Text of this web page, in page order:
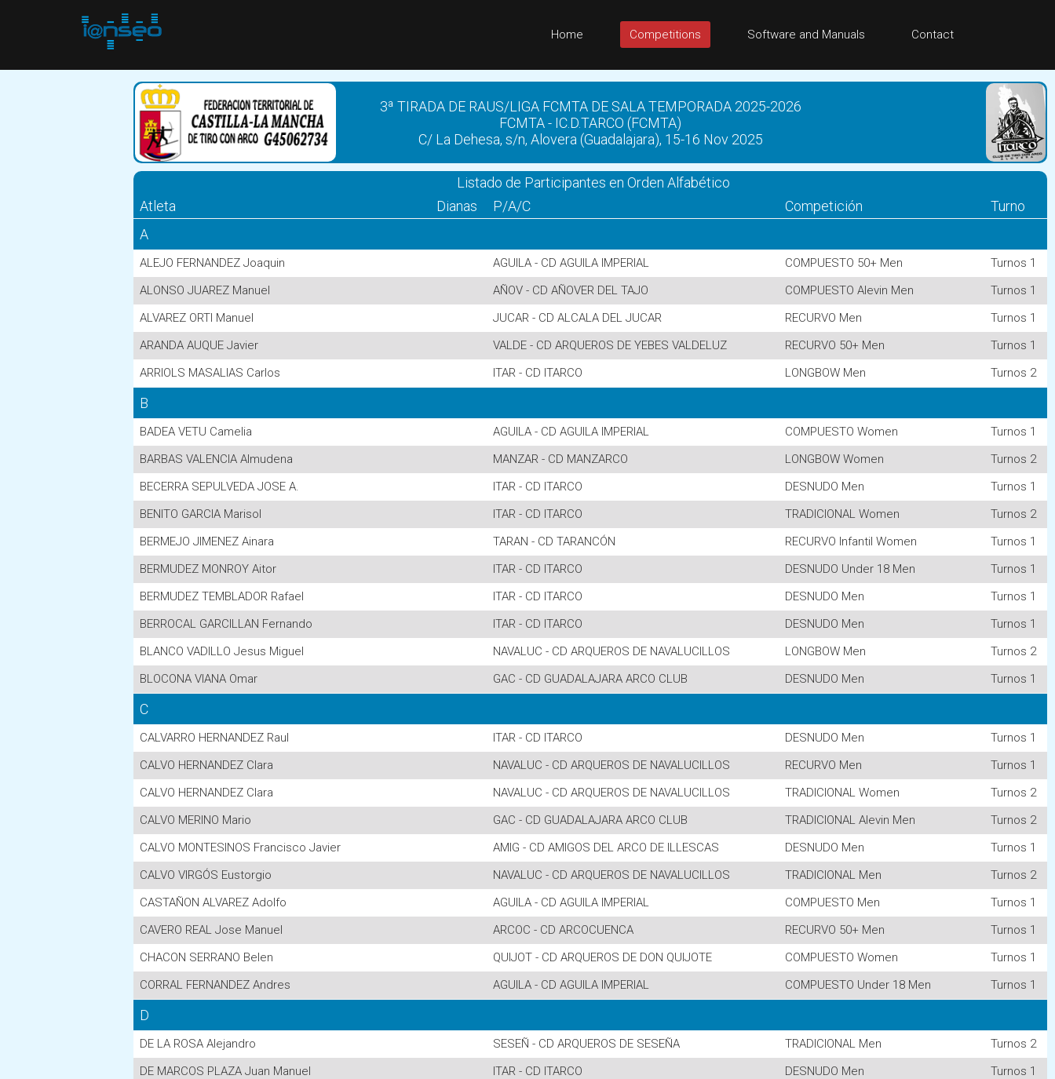
Home Competitions Software and Manuals Contact
3ª TIRADA DE RAUS/LIGA FCMTA DE SALA TEMPORADA 2025-2026
FCMTA - IC.D.TARCO (FCMTA)
C/ La Dehesa, s/n, Alovera (Guadalajara), 15-16 Nov 2025
Listado de Participantes en Orden Alfabético
Atleta
Dianas P/A/C Competición
Turno
A
ALEJO FERNANDEZ Joaquin AGUILA - CD AGUILA IMPERIAL COMPUESTO 50+ Men
Turnos 1
ALONSO JUAREZ Manuel
AÑOV - CD AÑOVER DEL TAJO COMPUESTO Alevin Men
Turnos 1
ALVAREZ ORTI Manuel
JUCAR - CD ALCALA DEL JUCAR RECURVO Men
Turnos 1
ARANDA AUQUE Javier
VALDE - CD ARQUEROS DE YEBES VALDELUZ RECURVO 50+ Men
Turnos 1
ARRIOLS MASALIAS Carlos
ITAR - CD ITARCO LONGBOW Men Turnos 2
B
BADEA VETU Camelia AGUILA - CD AGUILA IMPERIAL COMPUESTO Women
Turnos 1
BARBAS VALENCIA Almudena
MANZAR - CD MANZARCO LONGBOW Women
Turnos 2
BECERRA SEPULVEDA JOSE A.
ITAR - CD ITARCO DESNUDO Men
Turnos 1
BENITO GARCIA Marisol
ITAR - CD ITARCO TRADICIONAL Women
Turnos 2
BERMEJO JIMENEZ Ainara
TARAN - CD TARANCÓN RECURVO Infantil Women
Turnos 1
BERMUDEZ MONROY Aitor
ITAR - CD ITARCO DESNUDO Under 18 Men
Turnos 1
BERMUDEZ TEMBLADOR Rafael
ITAR - CD ITARCO DESNUDO Men
Turnos 1
BERROCAL GARCILLAN Fernando
ITAR - CD ITARCO DESNUDO Men
Turnos 1
BLANCO VADILLO Jesus Miguel
NAVALUC - CD ARQUEROS DE NAVALUCILLOS LONGBOW Men
Turnos 2
BLOCONA VIANA Omar
GAC - CD GUADALAJARA ARCO CLUB DESNUDO Men Turnos 1
C
CALVARRO HERNANDEZ Raul ITAR - CD ITARCO DESNUDO Men
Turnos 1
CALVO HERNANDEZ Clara
NAVALUC - CD ARQUEROS DE NAVALUCILLOS RECURVO Men
Turnos 1
CALVO HERNANDEZ Clara
NAVALUC - CD ARQUEROS DE NAVALUCILLOS TRADICIONAL Women
Turnos 2
CALVO MERINO Mario
GAC - CD GUADALAJARA ARCO CLUB TRADICIONAL Alevin Men
Turnos 2
CALVO MONTESINOS Francisco Javier
AMIG - CD AMIGOS DEL ARCO DE ILLESCAS DESNUDO Men
Turnos 1
CALVO VIRGÓS Eustorgio
NAVALUC - CD ARQUEROS DE NAVALUCILLOS TRADICIONAL Men
Turnos 2
CASTAÑON ALVAREZ Adolfo
AGUILA - CD AGUILA IMPERIAL COMPUESTO Men
Turnos 1
CAVERO REAL Jose Manuel
ARCOC - CD ARCOCUENCA RECURVO 50+ Men
Turnos 1
CHACON SERRANO Belen
QUIJOT - CD ARQUEROS DE DON QUIJOTE COMPUESTO Women
Turnos 1
CORRAL FERNANDEZ Andres
AGUILA - CD AGUILA IMPERIAL COMPUESTO Under 18 Men Turnos 1
D
DE LA ROSA Alejandro SESEÑ - CD ARQUEROS DE SESEÑA TRADICIONAL Men
Turnos 2
DE MARCOS PLAZA Juan Manuel
ITAR - CD ITARCO DESNUDO Men
Turnos 1